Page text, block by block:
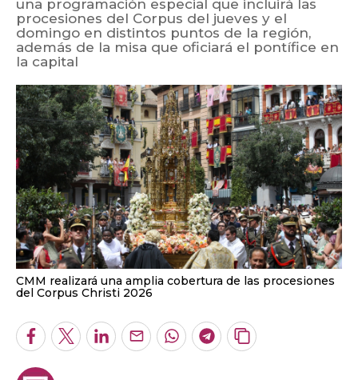
una programación especial que incluirá las
procesiones del Corpus del jueves y el
domingo en distintos puntos de la región,
además de la misa que oficiará el pontífice en
la capital
CMM realizará una amplia cobertura de las procesiones
del Corpus Christi 2026
Facebook
TwitterLinkedInEnviarWhatsapp
Telegram
Copiar